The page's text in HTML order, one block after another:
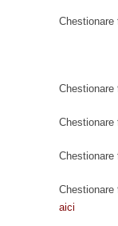
Chestionare
Chestionare
aici